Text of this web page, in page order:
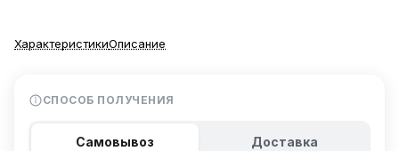
ХарактеристикиОписание
СПОСОБ ПОЛУЧЕНИЯ
Самовывоз Доставка